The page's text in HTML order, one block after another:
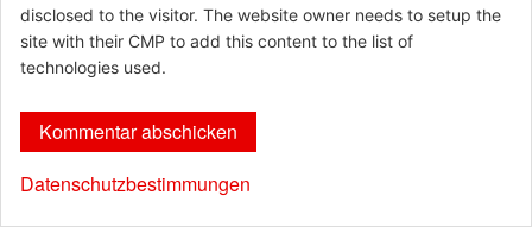
disclosed to the visitor. The website owner needs to setup the
site with their CMP to add this content to the list of
technologies used.
Datenschutzbestimmungen